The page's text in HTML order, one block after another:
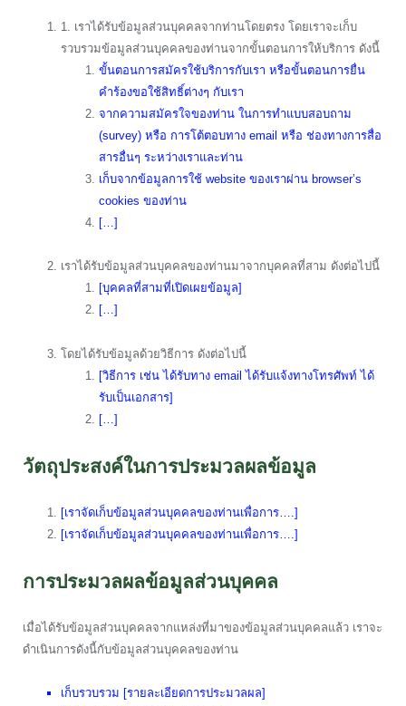
1. เราได้รับข้อมูลส่วนบุคคลจากท่านโดยตรง โดยเราจะเก็บ
รวบรวมข้อมูลส่วนบุคคลของท่านจากขั้นตอนการให้บริการ ดังนี้
ขั้นตอนการสมัครใช้บริการกับเรา หรือขั้นตอนการยื่น
คำร้องขอใช้สิทธิ์ต่างๆ กับเรา
จากความสมัครใจของท่าน ในการทำแบบสอบถาม
(survey) หรือ การโต้ตอบทาง email หรือ ช่องทางการสื่อ
สารอื่นๆ ระหว่างเราและท่าน
เก็บจากข้อมูลการใช้ website ของเราผ่าน browser’s
cookies ของท่าน
[…]
เราได้รับข้อมูลส่วนบุคคลของท่านมาจากบุคคลที่สาม ดังต่อไปนี้
[บุคคลที่สามที่เปิดเผยข้อมูล]
[…]
โดยได้รับข้อมูลด้วยวิธีการ ดังต่อไปนี้
[วิธีการ เช่น ได้รับทาง email ได้รับแจ้งทางโทรศัพท์ ได้
รับเป็นเอกสาร]
[…]
วัตถุประสงค์ในการประมวลผลข้อมูล
[เราจัดเก็บข้อมูลส่วนบุคคลของท่านเพื่อการ….]
[เราจัดเก็บข้อมูลส่วนบุคคลของท่านเพื่อการ….]
การประมวลผลข้อมูลส่วนบุคคล
เมื่อได้รับข้อมูลส่วนบุคคลจากแหล่งที่มาของข้อมูลส่วนบุคคลแล้ว เราจะ
ดำเนินการดังนี้กับข้อมูลส่วนบุคคลของท่าน
เก็บรวบรวม [รายละเอียดการประมวลผล]